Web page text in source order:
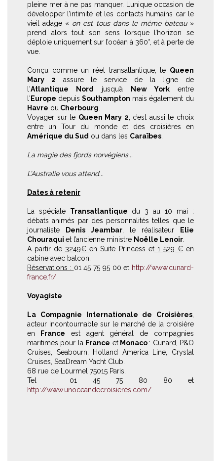
pleine mer à ne pas manquer. L’unique occasion de
développer l’intimité et les contacts humains car le
vieil adage « on est tous dans le même bateau »
prend alors tout son sens lorsque l’horizon se
déploie uniquement sur l’océan à 360°, et à perte de
vue.
Conçu comme un réel transatlantique, le Queen
Mary 2 assure le service de la ligne de
l'Atlantique Nord jusqu’à New Yorkentre
l' Europe depuisSouthampton mais également du
Havre ou Cherbourg
Voyager sur le Queen Mary 2 , c’est aussi le choix
entre un Tour du monde et des croisières en
Amérique du Sud ou dans les Caraïbes
La magie des fjords norvégiens...
L’Australie vous attend...
Dates à retenir
La spéciale Transatlantique du 3 au 10 mai :
débats animés par des personnalités telles que le
journaliste
Denis Jeambar , le réalisateur
Elie
Chouraqui et l’ancienne ministre Noëlle Lenoir
A partir de 3249€en Suite Princess et1 529 €en
cabine avec balcon.
Réservations : 01 45 75 95 00 et http://www.cunard-
france.fr/
Voyagiste
La Compagnie Internationale de Croisières
acteur incontournable sur le marché de la croisière
en France est agent général de compagnies
maritimes pour la France etMonaco : Cunard, P&O
Cruises, Seabourn, Holland America Line, Crystal
Cruises, SeaDream Yacht Club.
68 rue de Lourmel 75015 Paris.
Tel : 01 45 75 80 80 et
http://www.unoceandecroisieres.com/